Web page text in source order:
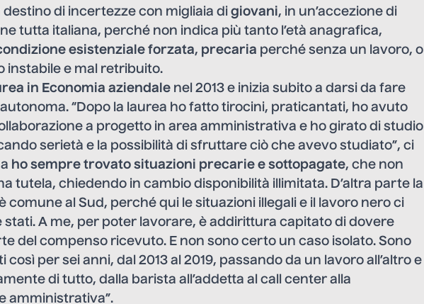
di incertezze con migliaia di giovani, in un’accezione di
tutta italiana, perché non indica più tanto l’età anagrafica,
esistenziale forzata, precaria perché senza un lavoro, o
instabile e mal retribuito.
in Economia aziendale nel 2013 e inizia subito a darsi da fare
“Dopo la laurea ho fatto tirocini, praticantati, ho avuto
a progetto in area amministrativa e ho girato di studio
serietà e la possibilità di sfruttare ciò che avevo studiato”, ci
ho sempre trovato situazioni precarie e sottopagate, che non
tutela, chiedendo in cambio disponibilità illimitata. D’altra parte la
comune al Sud, perché qui le situazioni illegali e il lavoro nero ci
stati. A me, per poter lavorare, è addirittura capitato di dovere
del compenso ricevuto. E non sono certo un caso isolato. Sono
così per sei anni, dal 2013 al 2019, passando da un lavoro all’altro e
di tutto, dalla barista all’addetta al call center alla
amministrativa”.